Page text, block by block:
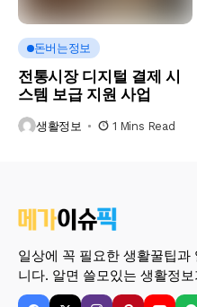
돈버는정보
전통시장 디지털 결제 시
스템 보급 지원 사업
생활정보 1 Mins Read
일상에 꼭 필요한 생활꿀팁과
니다. 알면 쓸모있는 생활정